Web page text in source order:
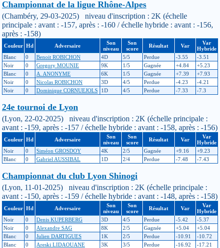
Championnat de la ligue Rhône-Alpes
(Chambéry, 29-03-2025) niveau d'inscription : 2K (échelle
principale : avant : -157, après : -160 / échelle hybride : avant : -156,
après : -158)
Couleur Hd Adversaire
Son
niveau
Son
score
Résultat Var
Var
Hybride
Blanc
0 Benoit ROBICHON 4D 5/5 Perdue -3.55
-3.51
Noir
0 Gregory MOUNIE 9K 1/5 Gagnée +4.84
+5.23
Blanc
0 A. ANONYME 6K 1/5 Gagnée +7.39
+7.93
Noir
0 Nicolas ROBICHON 3D 4/5 Perdue -4.23
-4.21
Noir
0 Dominique CORNUEJOLS 1D 4/5 Perdue -7.33 -7.3
24e tournoi de Lyon
(Lyon, 22-02-2025) niveau d'inscription : 2K (échelle principale :
avant : -159, après : -157 / échelle hybride : avant : -158, après : -156)
Couleur Hd Adversaire
Son
niveau
Son
score
Résultat Var
Var
Hybride
Noir
0 Siméon GROSDOY 4K 2/5 Gagnée +9.16
+9.23
Blanc
0 Gabriel AUSSIBAL 1D 2/4 Perdue -7.48 -7.43
Championnat du club Lyon Shinogi
(Lyon, 11-01-2025) niveau d'inscription : 2K (échelle principale :
avant : -150, après : -159 / échelle hybride : avant : -148, après : -158)
Couleur Hd Adversaire
Son
niveau
Son
score
Résultat Var
Var
Hybride
Noir
0 Denis KUPERBERG 3D 4/5 Perdue -5.42
-5.37
Noir
0 Alexandre SAG 8K 2/5 Gagnée +5.04
+5.04
Blanc
0 Julien DARTIGUES 1K 2/5 Perdue -10.91
-10.72
Blanc
0 Areski LIDAOUANE 3K 3/5 Perdue -16.92
-17.21